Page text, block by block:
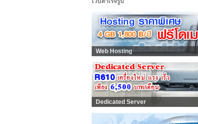
Web Hosting
Dedicated Server